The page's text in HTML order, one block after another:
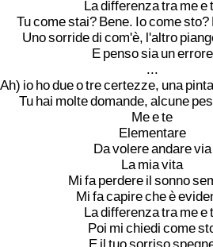
Ladifferenzatra mee
Tucomestai? Bene. Iocomesto?
Unosorridedi com'è, l'altro
E pensosia unerrore
...
io hodueotrecertezze, una pinta
Tu hai moltedomande, alcune
Meete
Elementare
Davolereandarevia
La miavita
Mi fa perdere il sonno
Mi facapirecheè
Ladifferenzatra mee
Poi mi chiedi come